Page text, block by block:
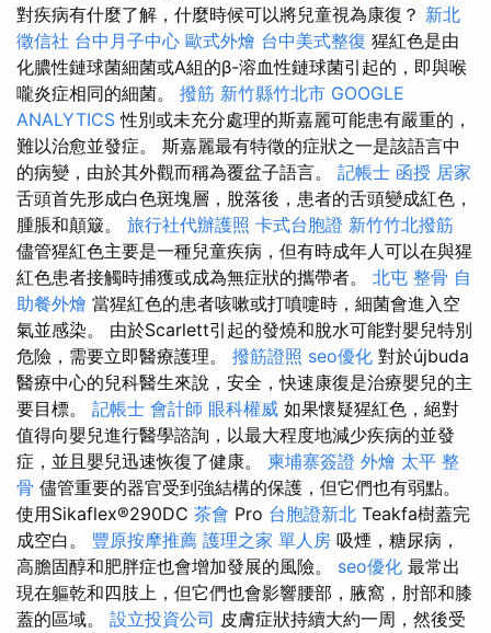
對疾病有什麼了解，什麼時候可以將兒童視為康復？ 新北
徵信社 台中月子中心 歐式外燴 台中美式整復 猩紅色是由
化膿性鏈球菌細菌或A組的β-溶血性鏈球菌引起的，即與喉
嚨炎症相同的細菌。 撥筋 新竹縣竹北市 GOOGLE
ANALYTICS 性別或未充分處理的斯嘉麗可能患有嚴重的，
難以治愈並發症。 斯嘉麗最有特徵的症狀之一是該語言中
的病變，由於其外觀而稱為覆盆子語言。 記帳士 函授 居家
舌頭首先形成白色斑塊層，脫落後，患者的舌頭變成紅色，
腫脹和顛簸。 旅行社代辦護照 卡式台胞證 新竹竹北撥筋
儘管猩紅色主要是一種兒童疾病，但有時成年人可以在與猩
紅色患者接觸時捕獲或成為無症狀的攜帶者。 北屯 整骨 自
助餐外燴 當猩紅色的患者咳嗽或打噴嚏時，細菌會進入空
氣並感染。 由於Scarlett引起的發燒和脫水可能對嬰兒特別
危險，需要立即醫療護理。 撥筋證照 seo優化 對於újbuda
醫療中心的兒科醫生來說，安全，快速康復是治療嬰兒的主
要目標。 記帳士 會計師 眼科權威 如果懷疑猩紅色，絕對
值得向嬰兒進行醫學諮詢，以最大程度地減少疾病的並發
症，並且嬰兒迅速恢復了健康。 柬埔寨簽證 外燴 太平 整
骨 儘管重要的器官受到強結構的保護，但它們也有弱點。
使用Sikaflex®290DC 茶會 Pro 台胞證新北 Teakfa樹蓋完
成空白。 豐原按摩推薦 護理之家 單人房 吸煙，糖尿病，
高膽固醇和肥胖症也會增加發展的風險。 seo優化 最常出
現在軀乾和四肢上，但它們也會影響腰部，腋窩，肘部和膝
蓋的區域。 設立投資公司 皮膚症狀持續大約一周，然後受